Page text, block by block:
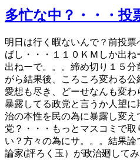
多忙な中？・・・投
明日は行く暇ないんで？前投
ばし・・・１１０ＫＭしか出
出ねーで。。。締め切り１５
がら結果後、ころころ変わる
愛想も尽き、どーせなんも変
暴露してる政党と言うか人望
治の本性を民の為に暴露し変え
党？・・・もっとマスコミで取
い？方々の為にサ。。。結果
論家(評ろく玉）が政治廻して